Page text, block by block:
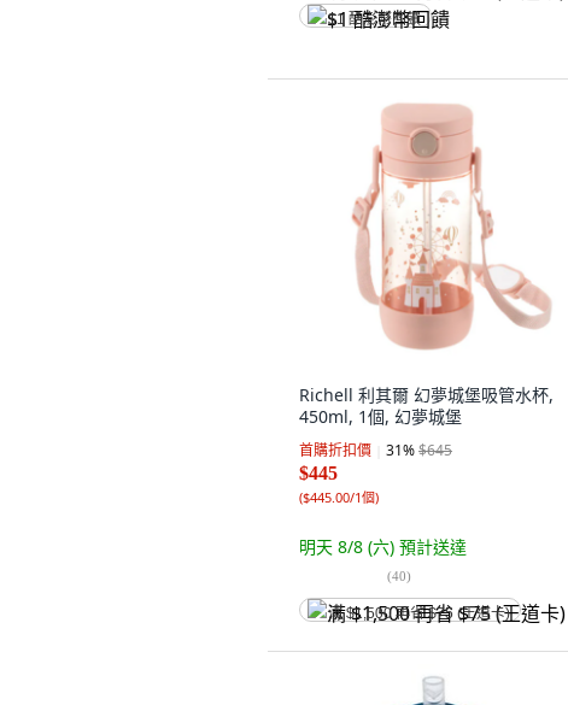
$1 酷澎幣回饋
Richell 利其爾 幻夢城堡吸管水杯,
450ml, 1個, 幻夢城堡
首購折扣價 31%$645
$445
($445.00/1個)
明天 8/8 (六) 預計送達
(40)
满 $1,500 再省 $75 (王道卡)